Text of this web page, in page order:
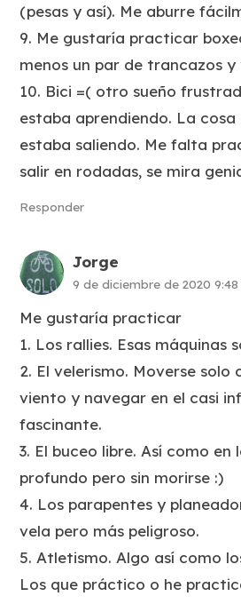
(pesas y así). Me aburre
9. Me gustaría practicar
menos un par de trancazos y
10. Bici =( otro sueño
estaba aprendiendo. La cosa
estaba saliendo. Me falta
salir en rodadas, se mira
Responder
Jorge
9 de diciembre de 2020
Me gustaría practicar
1. Los rallies. Esas máquinas
2. El velerismo. Moverse solo
viento y navegar en el casi
fascinante.
3. El buceo libre. Así como en
profundo pero sin morirse :)
4. Los parapentes y
vela pero más peligroso.
5. Atletismo. Algo así como
Los que práctico o he